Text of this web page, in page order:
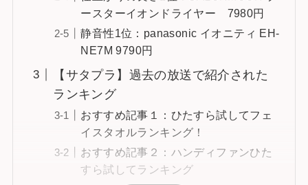
ースターイオンドライヤー 7980円
静音性1位：panasonic イオニティ EH-
NE7M 9790円
【サタプラ】過去の放送で紹介された
ランキング
おすすめ記事１：ひたすら試してフェ
イスタオルランキング！
おすすめ記事２：ハンディファンひた
すら試してランキング